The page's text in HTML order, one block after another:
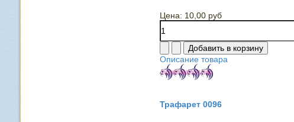
Цена: 10,00 руб
Описание товара
Трафарет 0096